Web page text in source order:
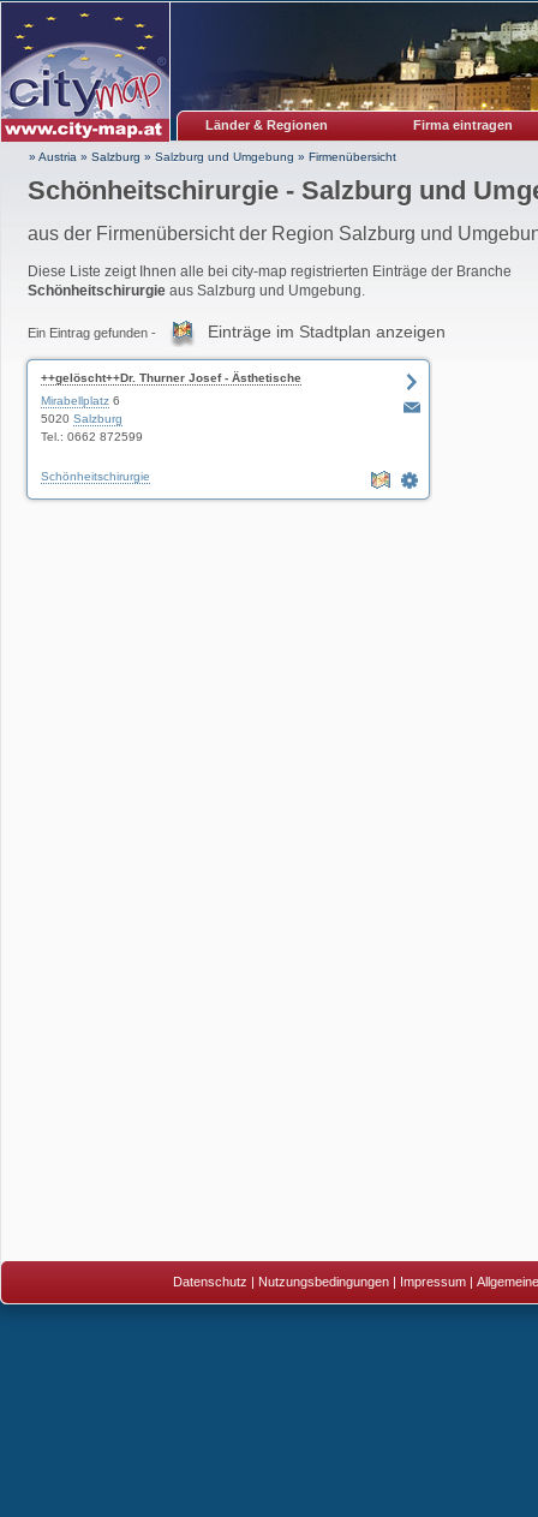
Länder & Regionen Firma eintragen
» Austria » Salzburg » Salzburg und Umgebung » Firmenübersicht
Schönheitschirurgie - Salzburg und
aus der Firmenübersicht der Region Salzburg und
Diese Liste zeigt Ihnen alle bei city-map registrierten Einträge der Branche
Schönheitschirurgie aus Salzburg und Umgebung.
Ein Eintrag gefunden - Einträge im Stadtplan anzeigen
++gelöscht++Dr. Thurner Josef - Ästhetische
Chirurgie Salzburg
Mirabellplatz 6
5020 Salzburg
Tel.: 0662 872599
Schönheitschirurgie
Datenschutz | Nutzungsbedingungen| Impressum|